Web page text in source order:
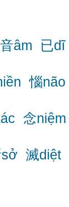
音âm
已dĩ
惱não
念niệm
滅diệt